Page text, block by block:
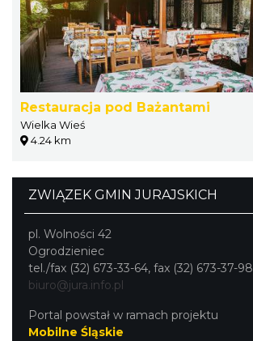
Restauracja pod Bażantami
Wielka Wieś
4.24 km
ZWIĄZEK GMIN JURAJSKICH
pl. Wolności 42
Ogrodzieniec
tel./fax (32) 673-33-64, fax (32) 673-37-98
biuro@jura.info.pl
Portal powstał w ramach projektu
Mobilne Śląskie